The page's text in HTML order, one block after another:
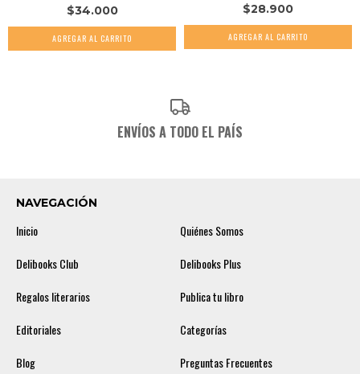
$34.000 $28.900
ENVÍOS A TODO EL PAÍS
NAVEGACIÓN
Inicio
Quiénes Somos
Delibooks Club
Delibooks Plus
Regalos literarios
Publica tu libro
Editoriales
Categorías
Blog
Preguntas Frecuentes